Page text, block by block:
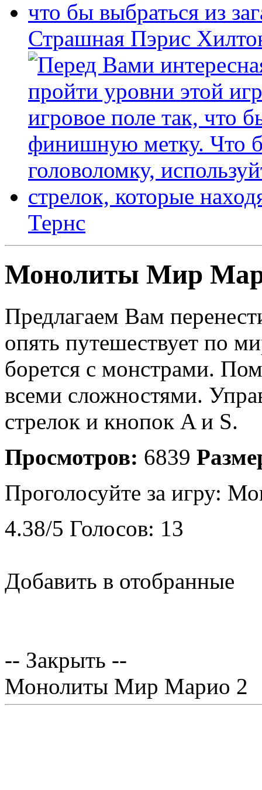
Страшная Пэрис
Тернс
Монолиты Мир
Предлагаем Вам
опять путешествует по
борется с монстрами.
всеми сложностями.
стрелок и кнопок A и S.
Просмотров: 6839
Проголосуйте за игру:
4.38/5 Голосов: 13
Добавить в отобранные
-- Закрыть --
Монолиты Мир Марио 2